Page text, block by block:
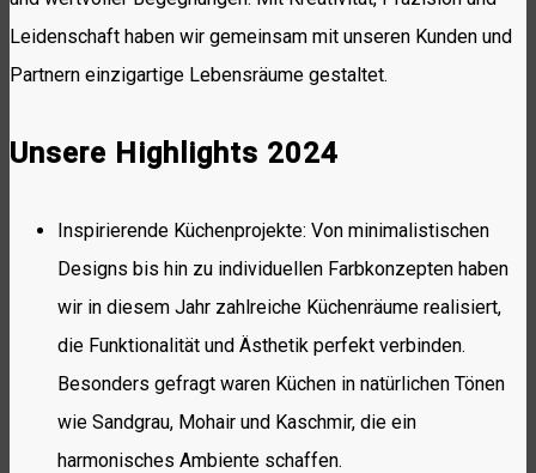
Leidenschaft haben wir gemeinsam mit unseren Kunden und
Partnern einzigartige Lebensräume gestaltet.
Unsere Highlights 2024
Inspirierende Küchenprojekte: Von minimalistischen
Designs bis hin zu individuellen Farbkonzepten haben
wir in diesem Jahr zahlreiche Küchenräume realisiert,
die Funktionalität und Ästhetik perfekt verbinden.
Besonders gefragt waren Küchen in natürlichen Tönen
wie Sandgrau, Mohair und Kaschmir, die ein
harmonisches Ambiente schaffen.